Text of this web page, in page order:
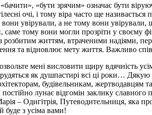
«бути зрячим» означає бути
очі, і тому віра часто ще
увірували, а не тому вони
тому вони могли прозріти у своєму
розбитим життям, втраченими надіями,
та відновлює мету життя. Важливо
мені висловити щиру вдячність
як душпастирі всі ці роки…
будівельникам, жертводавцям
лунає відгомін заклику
– Одигітрія, Путеводительниця, яка
буде з усіма вами!